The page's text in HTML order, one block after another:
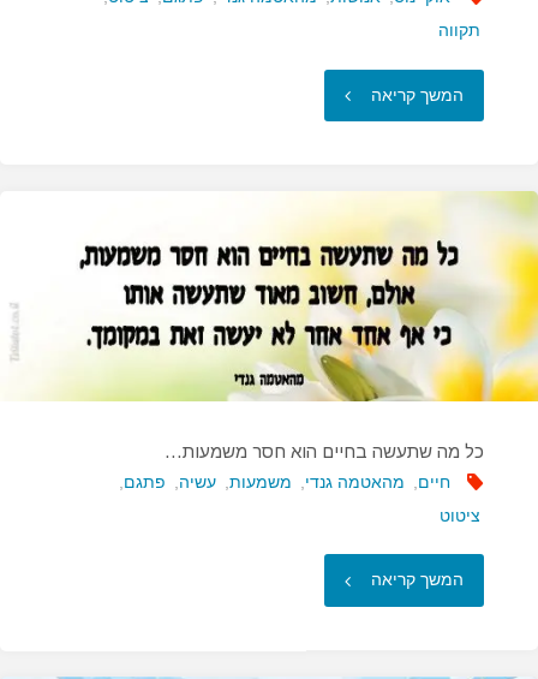
תקווה
המשך קריאה "אל
תקווה
באנושות…"
כל מה שתעשה בחיים הוא חסר משמעות…
חיים מהאטמה גנדי משמעות עשיה פתגם
ציטוט
המשך קריאה "כל